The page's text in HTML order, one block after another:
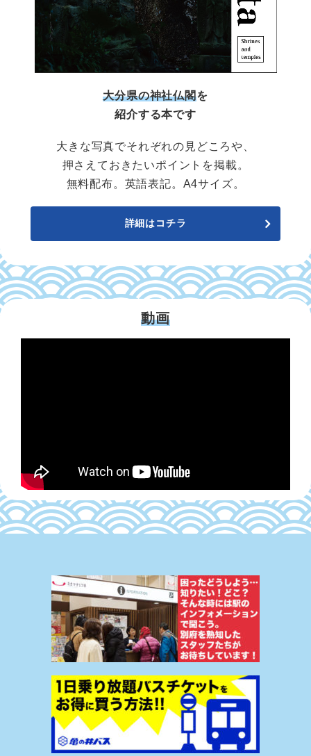
大分県の神社仏閣を
紹介する本です
大きな写真でそれぞれの見どころや、
押さえておきたいポイントを掲載。
無料配布。英語表記。A4サイズ。
詳細はコチラ
動画